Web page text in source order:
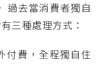
過去當消費者獨自
三種處理方式：
付費，全程獨自住